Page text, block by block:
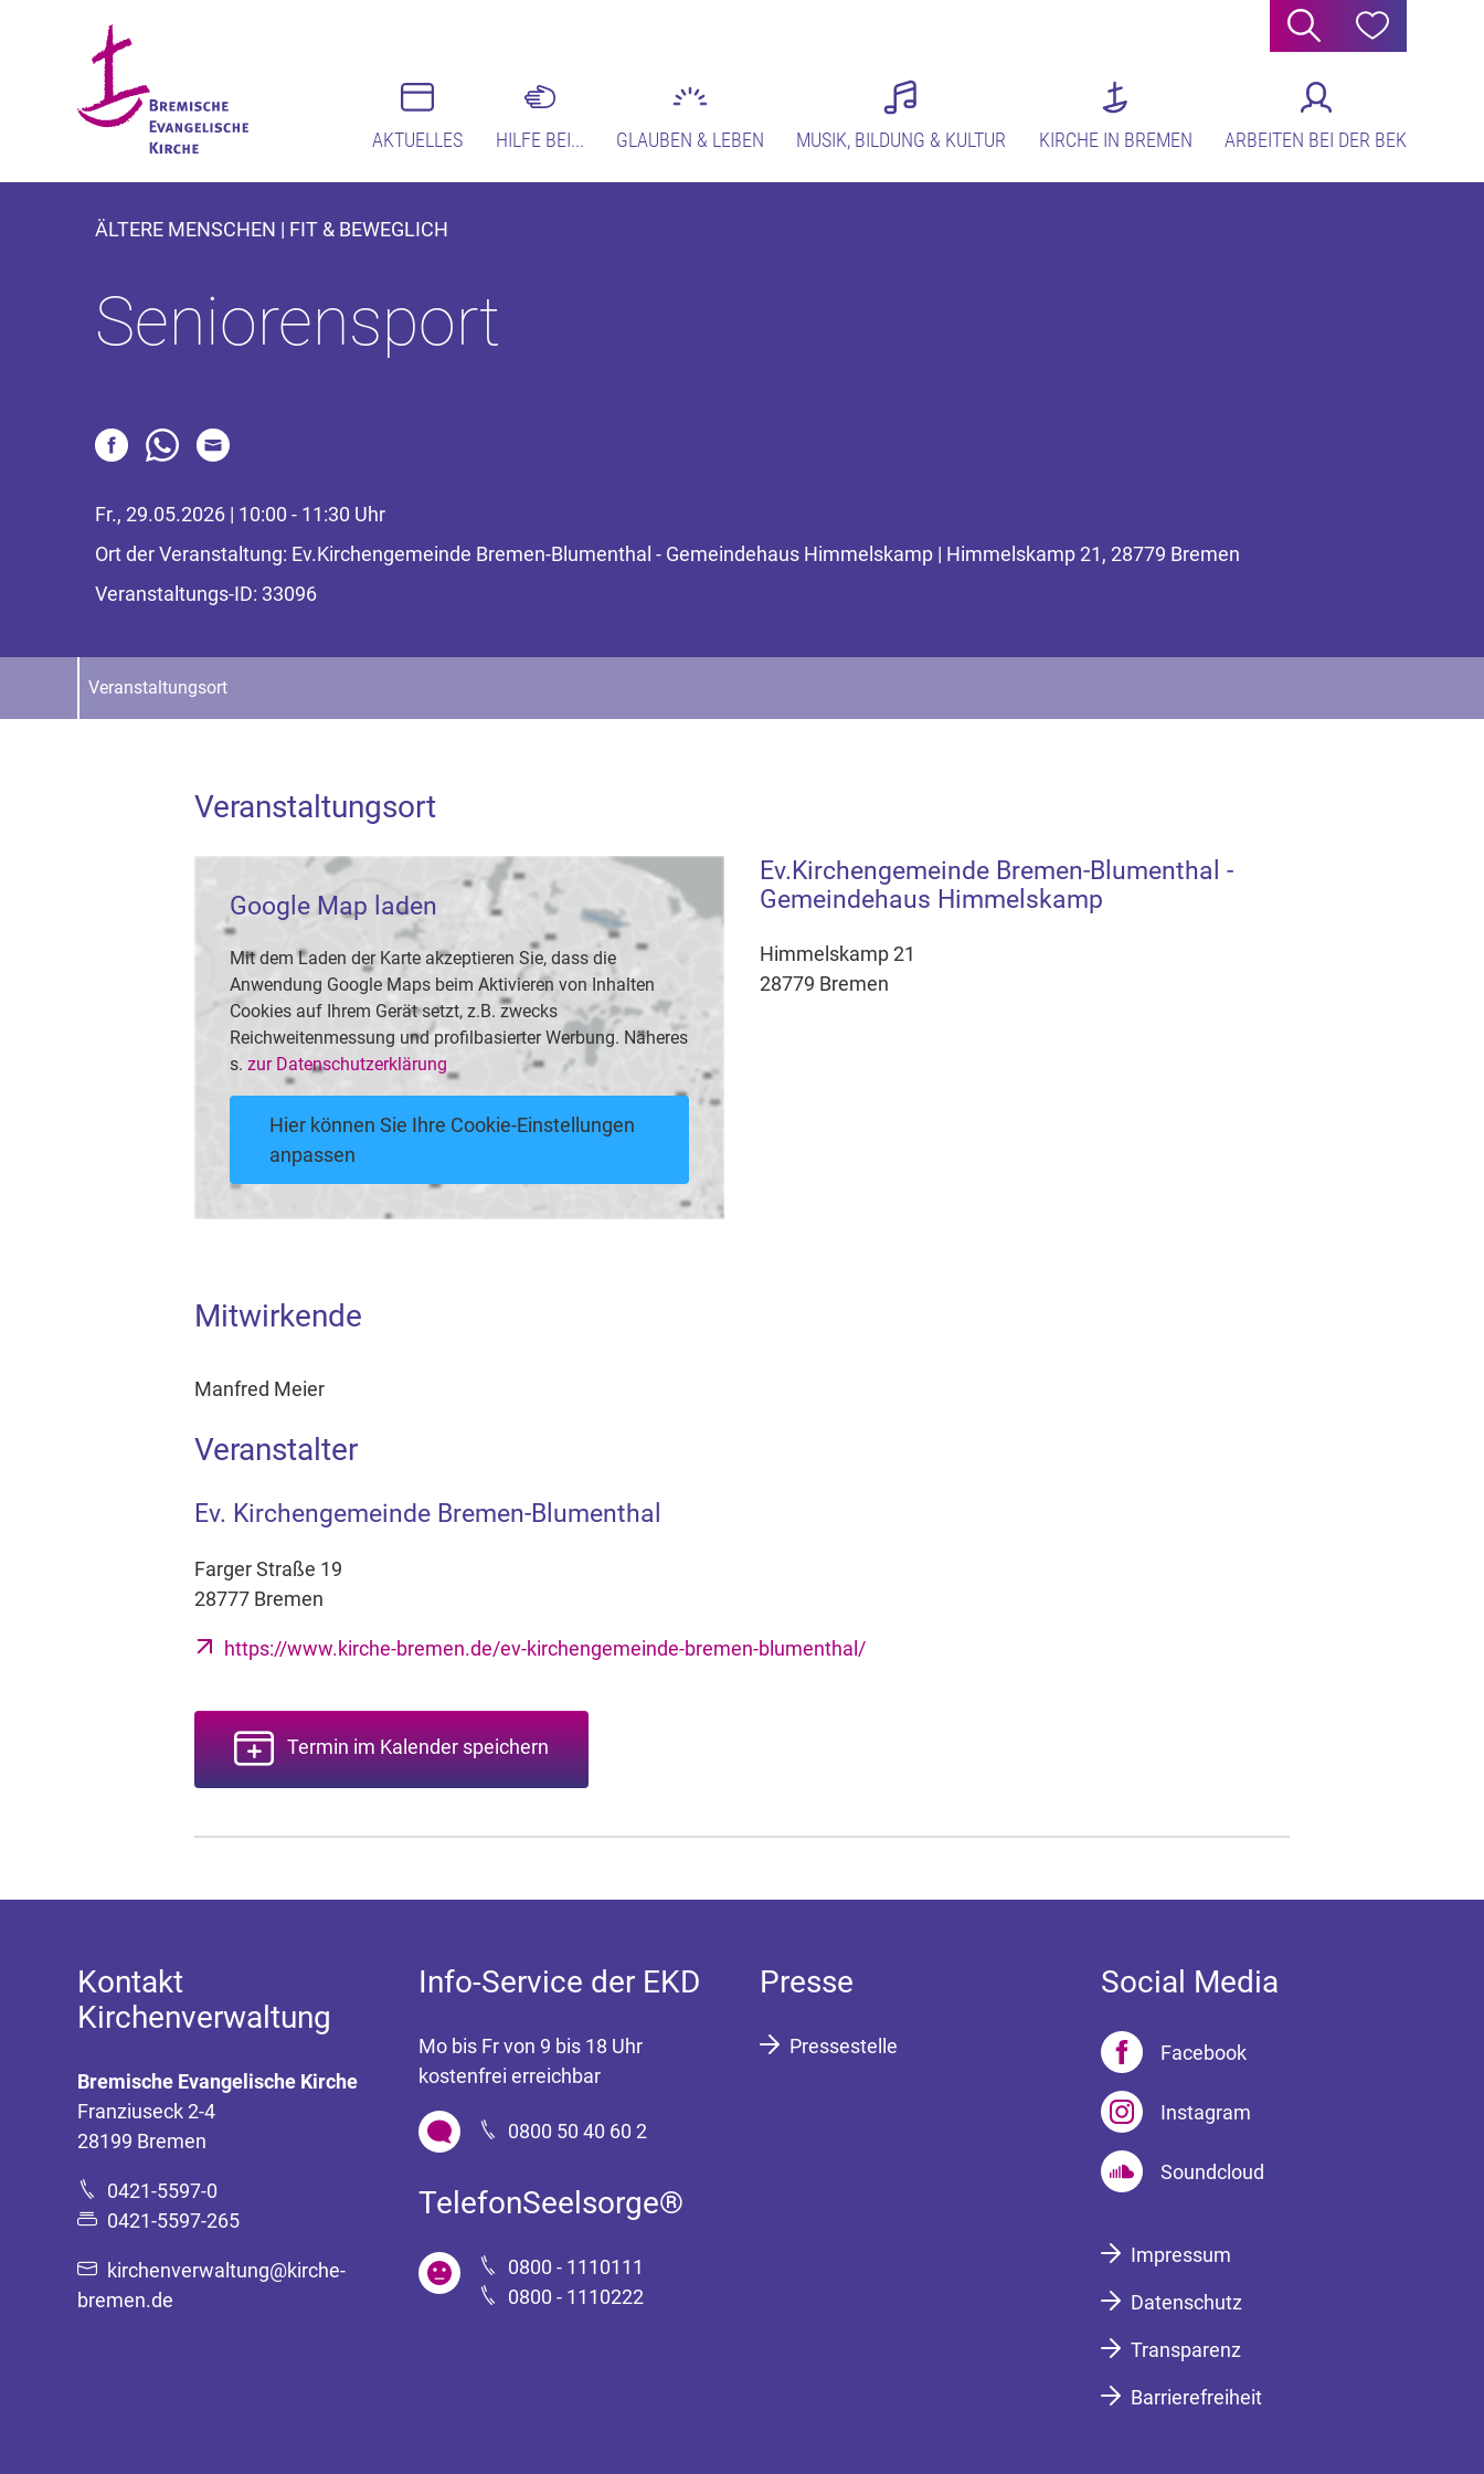
Suche Hilfe
AKTUELLES HILFE BEI... GLAUBEN & LEBEN MUSIK, BILDUNG & KULTUR KIRCHE IN BREMEN ARBEITEN BEI DER BEK
ÄLTERE MENSCHEN | FIT & BEWEGLICH
Seniorensport
Fr., 29.05.2026 | 10:00 - 11:30 Uhr
Ort der Veranstaltung: Ev.Kirchengemeinde Bremen-Blumenthal - Gemeindehaus Himmelskamp | Himmelskamp 21, 28779 Bremen
Veranstaltungs-ID: 33096
Veranstaltungsort
Veranstaltungsort
Google Map laden
Mit dem Laden der Karte akzeptieren Sie, dass die
Anwendung Google Maps beim Aktivieren von Inhalten
Cookies auf Ihrem Gerät setzt, z.B. zwecks
Reichweitenmessung und profilbasierter Werbung. Näheres
s. zur Datenschutzerklärung
Hier können Sie Ihre Cookie-Einstellungen
anpassen
Ev.Kirchengemeinde Bremen-Blumenthal -
Gemeindehaus Himmelskamp
Himmelskamp 21
28779 Bremen
Mitwirkende
Manfred Meier
Veranstalter
Ev. Kirchengemeinde Bremen-Blumenthal
Farger Straße 19
28777 Bremen
https://www.kirche-bremen.de/ev-kirchengemeinde-bremen-blumenthal/
Termin im Kalender speichern
Kontakt
Kirchenverwaltung
Bremische Evangelische Kirche
Franziuseck 2-4
28199 Bremen
0421-5597-0
0421-5597-265
kirchenverwaltung@kirche-
bremen.de
Info-Service der EKD
Mo bis Fr von 9 bis 18 Uhr
kostenfrei erreichbar
0800 50 40 60 2
TelefonSeelsorge®
0800 - 1110111
0800 - 1110222
Presse
Pressestelle
Social Media
Facebook
Instagram
Soundcloud
Impressum
Datenschutz
Transparenz
Barrierefreiheit